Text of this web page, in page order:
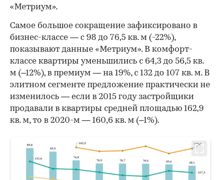
«Метриум».
Самое большое сокращение зафиксировано в
бизнес-классе — с 98 до 76,5 кв. м (-22%),
показывают данные «Метриум». В комфорт-
классе квартиры уменьшились с 64,3 до 56,5 кв.
м (–12%), в премиум — на 19%, с 132 до 107 кв. м. В
элитном сегменте предложение практически не
изменилось — если в 2015 году застройщики
продавали в квартиры средней площадью 162,9
кв. м, то в 2020-м — 160,6 кв. м (–1%).